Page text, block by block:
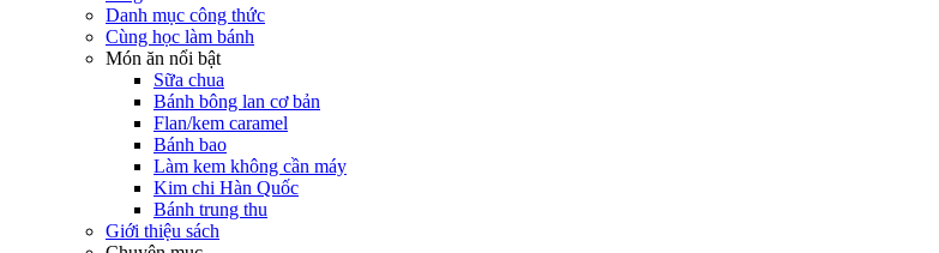
Danh mục công thức
Cùng học làm bánh
Món ăn nổi bật
Sữa chua
Bánh bông lan cơ bản
Flan/kem caramel
Bánh bao
Làm kem không cần máy
Kim chi Hàn Quốc
Bánh trung thu
Giới thiệu sách